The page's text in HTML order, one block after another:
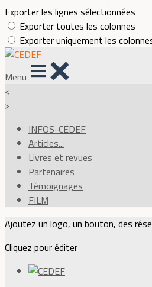
Exporter les lignes sélectionnées
Exporter toutes les colonnes
Exporter uniquement les
Menu
<
>
INFOS-CEDEF
Articles...
Livres et revues
Partenaires
Témoignages
FILM
Ajoutez un logo, un bouton, des
Cliquez pour éditer